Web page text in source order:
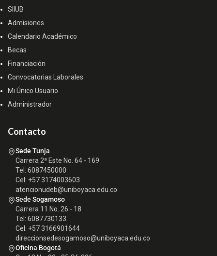
SIIUB
Admisiones
Calendario Académico
Becas
Financiación
Convocatorias Laborales
Mi Único Usuario
Administrador
Contacto
Sede Tunja
Carrera 2ª Este No. 64 - 169
Tel: 6087450000
Cel: +57 3174003603
atencionudeb@uniboyaca.edu.co
Sede Sogamoso
Carrera 11 No. 26 - 18
Tel: 6087730133
Cel: +57 3166901644
direccionsedesogamoso@uniboyaca.edu.co
Oficina Bogotá